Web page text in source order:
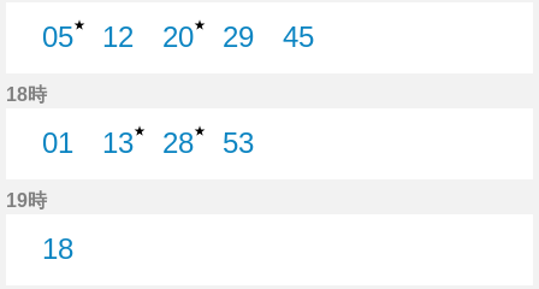
05★
12
20★
29
45
18時
01
13★
28★
53
19時
18